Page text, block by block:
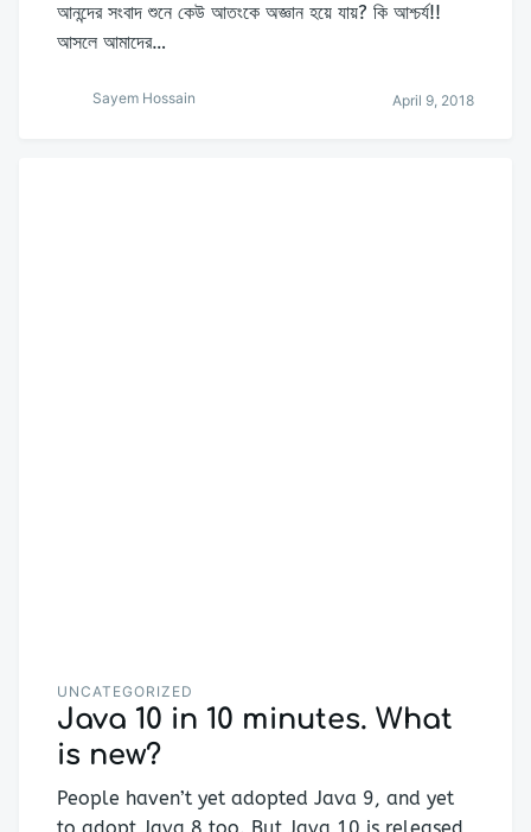
আনন্দের সংবাদ শুনে কেউ আতংকে অজ্ঞান হয়ে যায়? কি আশ্চর্য!!
আসলে আমাদের…
Sayem Hossain April 9, 2018
UNCATEGORIZED
Java 10 in 10 minutes. What
is new?
People haven’t yet adopted Java 9, and yet